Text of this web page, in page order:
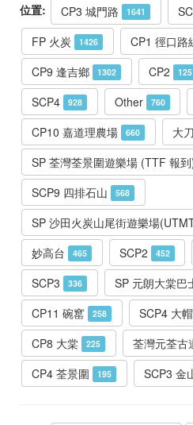
位置: CP3 城門路 1641
FP 火炭 1426 CP1 徑口路
CP9 逢吉鄉 1302 CP2
SCP4 928 Other 760
CP10 嘉道理農場 660 大
SP 荃灣荃景圍遊樂場 (TTF 報
SCP9 四排石山 568
SP 沙田火炭山尾街遊樂場
妙高台 465 SCP2 452
SCP3 336 SP 元朗大棠巴
CP11 碗窰 258 SCP4 大
CP8 大棠 225 荃灣元荃古
CP4 荃景圍 195 SCP3 金